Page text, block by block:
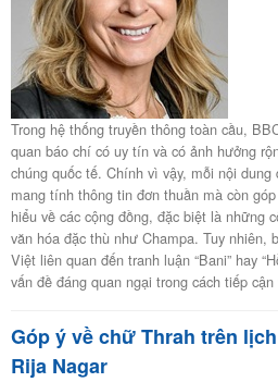
Trong hệ thống truyền thông toàn cầu,
quan báo chí có uy tín và có ảnh hưởng
chúng quốc tế. Chính vì vậy, mỗi nội
mang tính thông tin đơn thuần mà còn
hiểu về các cộng đồng, đặc biệt là những
văn hóa đặc thù như Champa. Tuy nhiên,
Việt liên quan đến tranh luận “Bani” hay
vấn đề đáng quan ngại trong cách tiếp
Góp ý về chữ Thrah trên
Rija Nagar